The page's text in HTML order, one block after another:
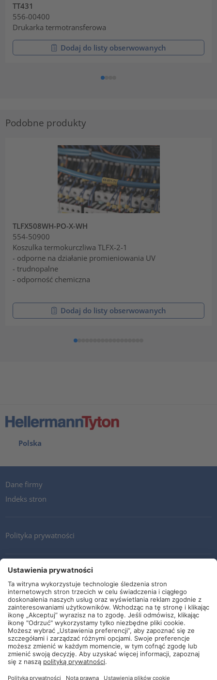
TT431
556-00400
Drukarka termotransferowa
Dodaj do listy obserwowanych
Podobne produkty
TLFX508WH-PO-X-WH
554-50900
Koszulka termokurczliwa TLFX-2-1
- odporne na działanie promieniowania UV
- trudnopalne
- odporność chemiczna
Dodaj do listy obserwowanych
Polska
Dane firmy
Indeks stron
Polityka prywatności
Kontakt
Newsletter
Ogólne warunki i dostawy
Wytyczne i zobowiązania